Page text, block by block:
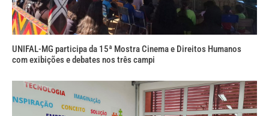
UNIFAL-MG participa da 15ª Mostra Cinema e Direitos Humanos
com exibições e debates nos três campi